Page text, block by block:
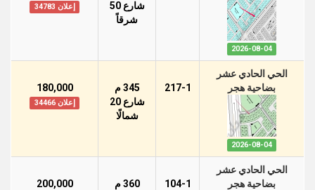
2026-08-04
شارع 50
شرقاً
إعلان 34783
الحي الحادي عشر
بضاحية هجر
2026-08-04
217-1
345 م
شارع 20
شمالًا
180,000
إعلان 34466
الحي الحادي عشر
بضاحية هجر
104-1
360 م
200,000